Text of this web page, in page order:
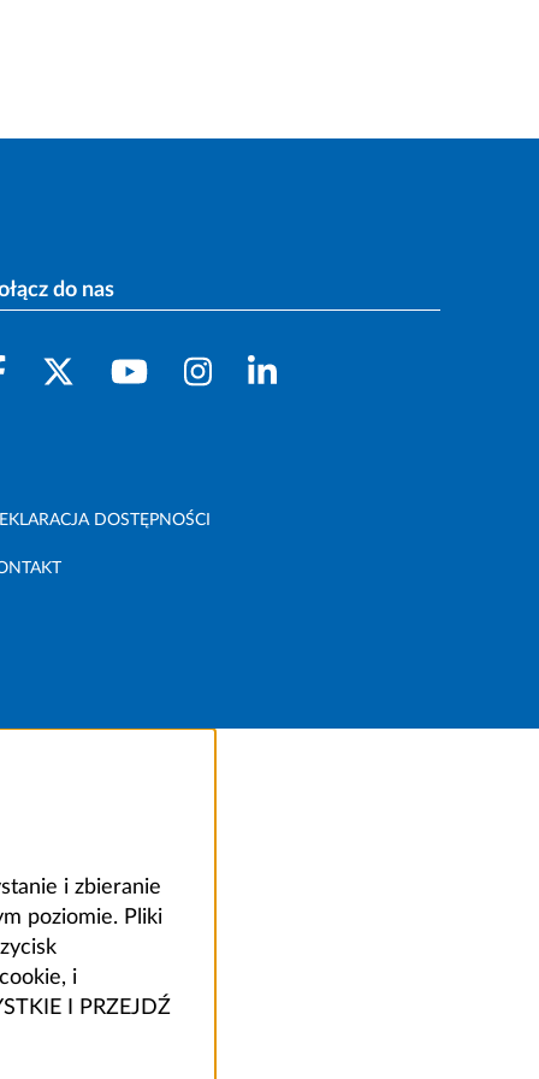
do nas
DOSTĘPNOŚCI
i zbieranie
poziomie. Pliki
i
I PRZEJDŹ